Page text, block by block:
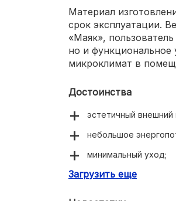
Материал
срок эксплуатации.
«Маяк»,
но и
микроклимат в
Достоинства
эстетичный внешний
небольшое
минимальный уход;
компактные габариты.
Загрузить еще